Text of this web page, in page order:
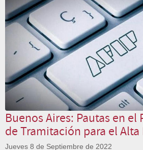
Buenos Aires: Pautas en
de Tramitación para el Alta
Jueves 8 de Septiembre de 2022